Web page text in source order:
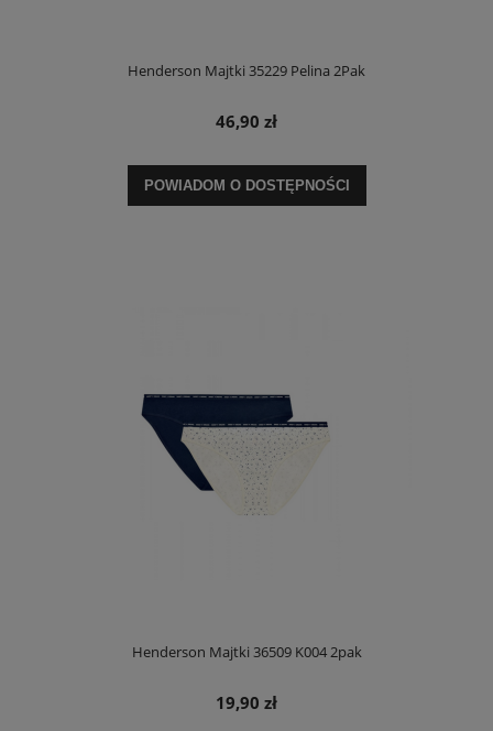
Henderson Majtki 35229 Pelina 2Pak
46,90 zł
POWIADOM O DOSTĘPNOŚCI
Henderson Majtki 36509 K004 2pak
19,90 zł